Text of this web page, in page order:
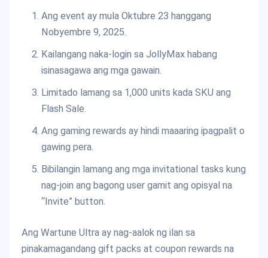
Ang event ay mula Oktubre 23 hanggang
Nobyembre 9, 2025.
Kailangang naka-login sa JollyMax habang
isinasagawa ang mga gawain.
Limitado lamang sa 1,000 units kada SKU ang
Flash Sale.
Ang gaming rewards ay hindi maaaring ipagpalit o
gawing pera.
Bibilangin lamang ang mga invitational tasks kung
nag-join ang bagong user gamit ang opisyal na
“Invite” button.
Ang Wartune Ultra ay nag-aalok ng ilan sa
pinakamagandang gift packs at coupon rewards na